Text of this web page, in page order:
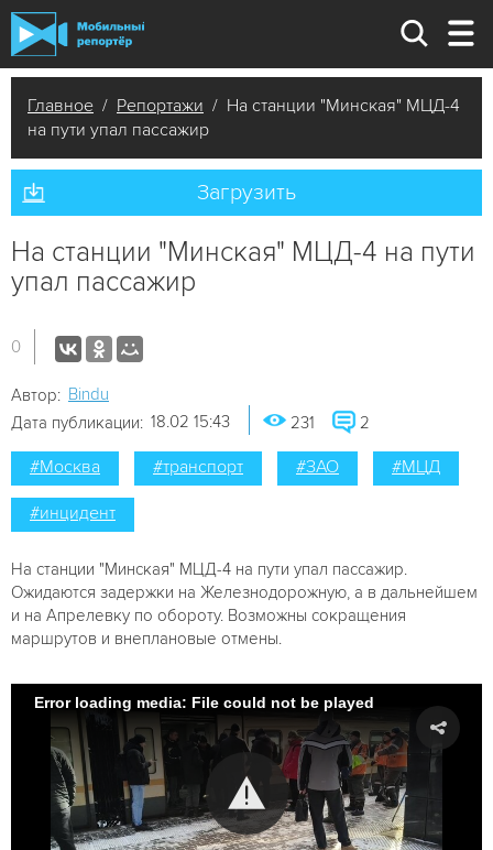
Главное / Репортажи / На станции "Минская" МЦД-4
на пути упал пассажир
Загрузить
На станции "Минская" МЦД-4 на пути
упал пассажир
0
Автор: Bindu
Дата публикации: 18.02 15:43 231 2
#Москва #транспорт #ЗАО #МЦД
#инцидент
На станции "Минская" МЦД-4 на пути упал пассажир.
Ожидаются задержки на Железнодорожную, а в дальнейшем
и на Апрелевку по обороту. Возможны сокращения
маршрутов и внеплановые отмены.
Error loading media: File could not be played